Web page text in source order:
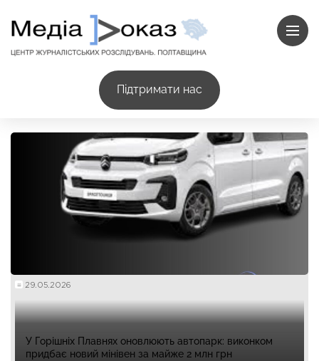
Підтримати нас
29.05.2026
У Горішніх Плавнях оновлюють автопарк: виконком
придбає новий мінівен за майже 2 млн грн